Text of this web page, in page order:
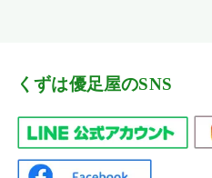
くずは優足屋のSNS